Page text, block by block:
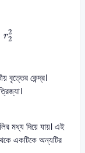
r2
2
2
বৃত্তের কেন্দ্র।
মধ্য দিয়ে যায়। এই
একটিকে অন্যটির